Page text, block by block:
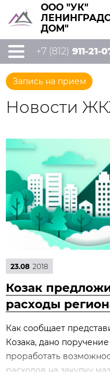
ООО "УК"
ДОМ"
+7 (812) 911-21-
Запись на прием
Новости
23.08 2018
Козак
расходы
Как сообщает
Козака, дано
проработать